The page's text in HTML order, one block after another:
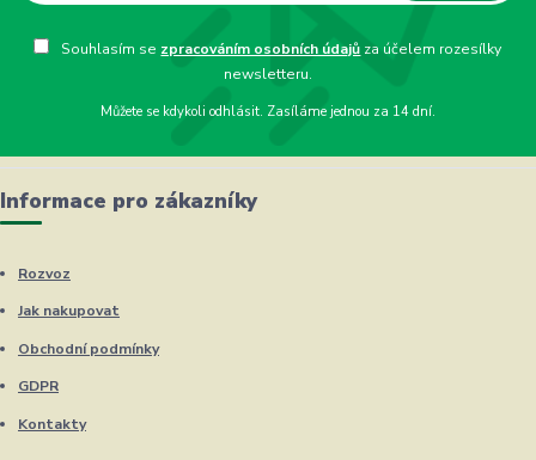
Souhlasím se zpracováním osobních údajů za účelem rozesílky
newsletteru.
Můžete se kdykoli odhlásit. Zasíláme jednou za 14 dní.
Informace pro zákazníky
Rozvoz
Jak nakupovat
Obchodní podmínky
GDPR
Kontakty